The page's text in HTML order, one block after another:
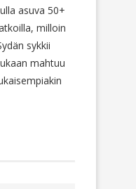
asuva 50+
milloin
sykkii
mahtuu